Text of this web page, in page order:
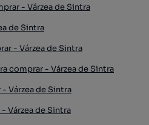
- Várzea de Sintra
de Sintra
- Várzea de Sintra
comprar - Várzea de Sintra
Várzea de Sintra
Várzea de Sintra